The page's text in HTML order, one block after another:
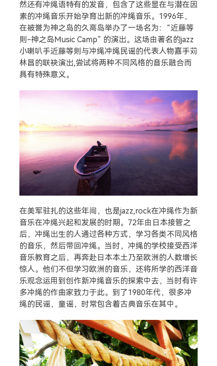
然还有冲绳语特有的发音，包含了这些显在与潜在因
素的冲绳音乐开始孕育出新的冲绳音乐。1996年，
在被誉为神之岛的久高岛举办了一场名为：“近藤等
則-神之岛Music Camp” 的演出。这场由著名的jazz
小喇叭手近藤等則与冲绳冲绳民谣的代表人物嘉手苅
林昌的联袂演出,尝试将两种不同风格的音乐融合而
具有特殊意义。
在美军驻扎的这些年间，也是jazz,rock在冲绳作为新
音乐在冲绳兴起和发展的时期。72年由日本接管之
后，冲绳出生的人通过各种方式，学习各类不同风格
的音乐，然后带回冲绳。当时，冲绳的学校接受西洋
音乐教育之后，再奔赴日本本土乃至欧洲的人数增长
惊人。他们不但学习欧洲的音乐，还将所学的西洋音
乐观念运用到创作新冲绳音乐的探索中去，当时有许
多冲绳的作曲家致力于此。到了1980年代，很多冲
绳的民谣，童谣，时常包含着古典音乐在其中。